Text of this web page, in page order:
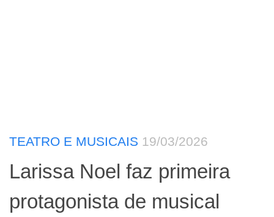
TEATRO E MUSICAIS 19/03/2026
Larissa Noel faz primeira
protagonista de musical